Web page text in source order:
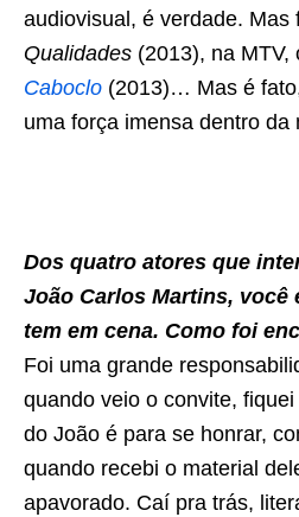
audiovisual, é verdade.
Qualidades (2013), na MTV,
Caboclo (2013)… Mas é
uma força imensa dentro da
Dos quatro atores que
João Carlos Martins, você
tem em cena. Como foi
Foi uma grande
quando veio o convite,
do João é para se honrar,
quando recebi o material
apavorado. Caí pra trás,